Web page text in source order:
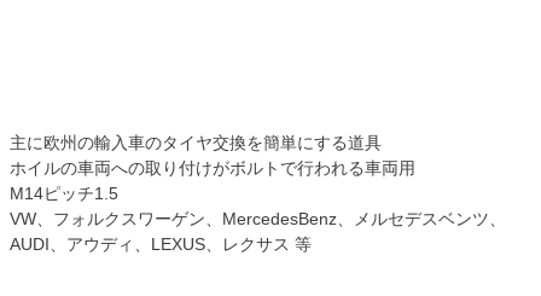
主に欧州の輸入車のタイヤ交換を簡単にする道具
ホイルの車両への取り付けがボルトで行われる車両用
M14ピッチ1.5
VW、フォルクスワーゲン、MercedesBenz、メルセデスベンツ、
AUDI、アウディ、LEXUS、レクサス 等